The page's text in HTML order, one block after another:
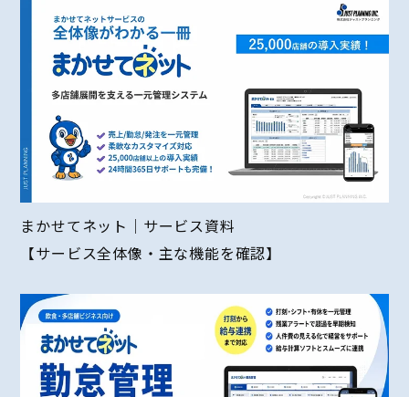
まかせてネット｜サービス資料
【サービス全体像・主な機能を確認】